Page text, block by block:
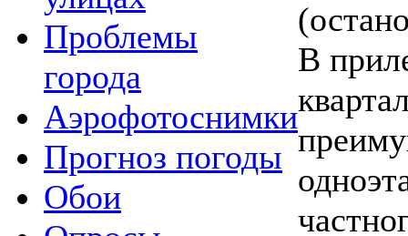
Проблемы
города
Аэрофотоснимки
Прогноз погоды
Обои
В